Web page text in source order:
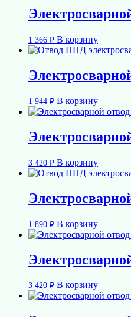
1 366 ₽ В корзину
1 944 ₽ В корзину
3 420 ₽ В корзину
1 890 ₽ В корзину
3 420 ₽ В корзину